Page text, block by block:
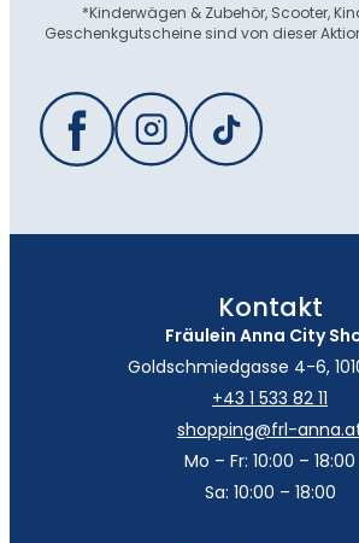
*Kinderwägen & Zubehör, Scooter,
Geschenkgutscheine sind von dieser
Kontakt
Fräulein Anna City
Goldschmiedgasse 4-6,
+43 1 533 82 11
shopping@frl-
Mo – Fr: 10:00 – 18:00
Sa: 10:00 – 18:00